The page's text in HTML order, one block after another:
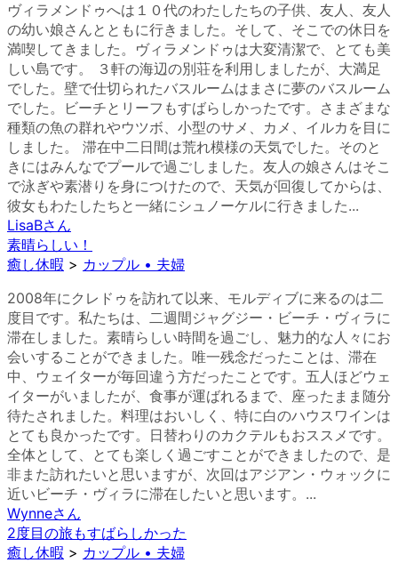
ヴィラメンドゥへは１０代のわたしたちの子供、友人、友人
の幼い娘さんとともに行きました。そして、そこでの休日を
満喫してきました。ヴィラメンドゥは大変清潔で、とても美
しい島です。 ３軒の海辺の別荘を利用しましたが、大満足
でした。壁で仕切られたバスルームはまさに夢のバスルーム
でした。ビーチとリーフもすばらしかったです。さまざまな
種類の魚の群れやウツボ、小型のサメ、カメ、イルカを目に
しました。 滞在中二日間は荒れ模様の天気でした。そのと
きにはみんなでプールで過ごしました。友人の娘さんはそこ
で泳ぎや素潜りを身につけたので、天気が回復してからは、
彼女もわたしたちと一緒にシュノーケルに行きました...
LisaBさん
素晴らしい！
癒し休暇 > カップル • 夫婦
2008年にクレドゥを訪れて以来、モルディブに来るのは二
度目です。私たちは、二週間ジャグジー・ビーチ・ヴィラに
滞在しました。素晴らしい時間を過ごし、魅力的な人々にお
会いすることができました。唯一残念だったことは、滞在
中、ウェイターが毎回違う方だったことです。五人ほどウェ
イターがいましたが、食事が運ばれるまで、座ったまま随分
待たされました。料理はおいしく、特に白のハウスワインは
とても良かったです。日替わりのカクテルもおススメです。
全体として、とても楽しく過ごすことができましたので、是
非また訪れたいと思いますが、次回はアジアン・ウォックに
近いビーチ・ヴィラに滞在したいと思います。...
Wynneさん
2度目の旅もすばらしかった
癒し休暇 > カップル • 夫婦